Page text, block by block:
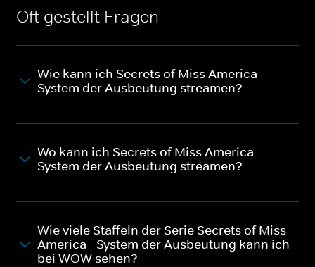
Oft gestellt Fragen
Wie kann ich Secrets of Miss America -
System der Ausbeutung streamen?
Wo kann ich Secrets of Miss America -
System der Ausbeutung streamen?
Wie viele Staffeln der Serie Secrets of Miss
America - System der Ausbeutung kann ich
bei WOW sehen?